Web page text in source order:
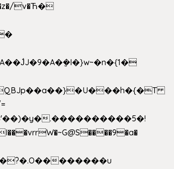
v�Ћ�
������u